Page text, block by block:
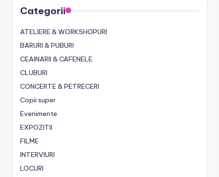
Categorii
ATELIERE & WORKSHOPURI
BARURI & PUBURI
CEAINARII & CAFENELE
CLUBURI
CONCERTE & PETRECERI
Copii super
Evenimente
EXPOZITII
FILME
INTERVIURI
LOCURI